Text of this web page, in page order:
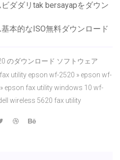
ダダリtak bersayapをダウン
本的なISO無料ダウンロード
のダウンロード ソフトウェア
utility epson wf-2520 » epson wf-
epson fax utility windows 10 wf-
wireless 5620 fax utility